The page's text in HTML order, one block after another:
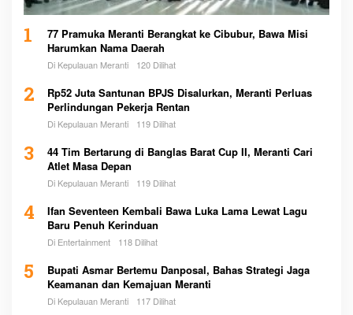
1
77 Pramuka Meranti Berangkat ke Cibubur, Bawa Misi
Harumkan Nama Daerah
Di Kepulauan Meranti 120 Dilihat
2
Rp52 Juta Santunan BPJS Disalurkan, Meranti Perluas
Perlindungan Pekerja Rentan
Di Kepulauan Meranti 119 Dilihat
3
44 Tim Bertarung di Banglas Barat Cup II, Meranti Cari
Atlet Masa Depan
Di Kepulauan Meranti 119 Dilihat
4
Ifan Seventeen Kembali Bawa Luka Lama Lewat Lagu
Baru Penuh Kerinduan
Di Entertainment 118 Dilihat
5
Bupati Asmar Bertemu Danposal, Bahas Strategi Jaga
Keamanan dan Kemajuan Meranti
Di Kepulauan Meranti 117 Dilihat